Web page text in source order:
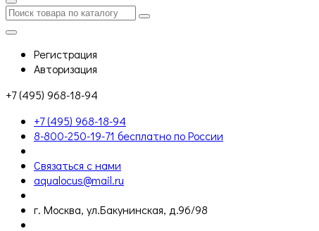
Регистрация
Авторизация
+7 (495) 968-18-94
+7 (495) 968-18-94
8-800-250-19-71 бесплатно по России
Связаться с нами
aqualocus@mail.ru
г. Москва, ул.Бакунинская, д.96/98